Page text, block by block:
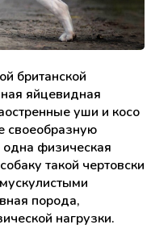
британской
яйцевидная
уши и косо
своеобразную
физическая
такой чертовски
порода,
нагрузки.